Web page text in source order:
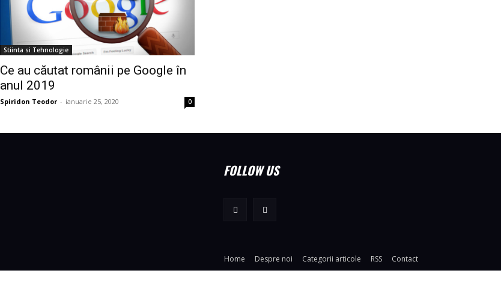
Stiinta si Tehnologie
Ce au căutat românii pe Google în
anul 2019
Spiridon Teodor - ianuarie 25, 2020 0
FOLLOW US
Home Despre noi Categorii articole RSS Contact